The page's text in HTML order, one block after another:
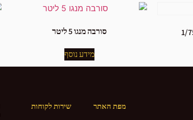
סורבה מנגו 5 ליטר
מידע נוסף
מפת האתר שירות לקוחות